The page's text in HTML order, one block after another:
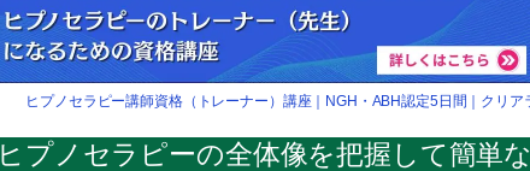
ヒプノセラピー講師資格（トレーナー）講座｜NGH・ABH認定5日間｜クリ
ヒプノセラピーの全体像を把握して簡単